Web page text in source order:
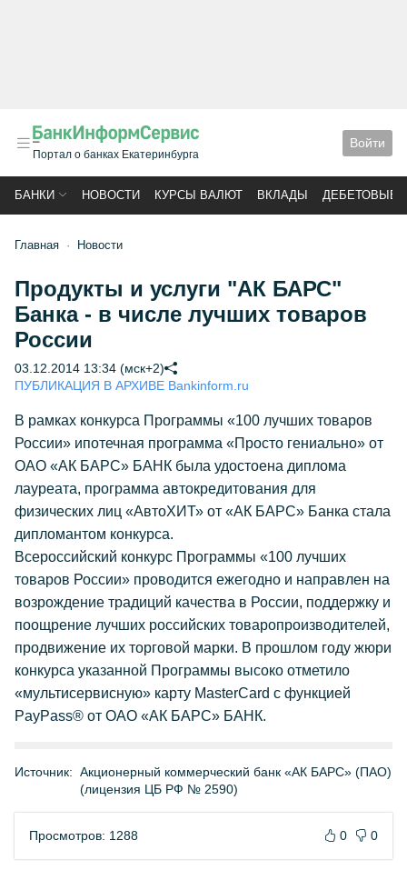
Портал о банках Екатеринбурга
Войти
БАНКИ НОВОСТИ КУРСЫ ВАЛЮТ ВКЛАДЫ ДЕБЕТОВЫЕ
Главная Новости
Продукты и услуги "АК БАРС"
Банка - в числе лучших товаров
России
03.12.2014 13:34 (мск+2)
ПУБЛИКАЦИЯ В АРХИВЕ Bankinform.ru
В рамках конкурса Программы «100 лучших товаров
России» ипотечная программа «Просто гениально» от
ОАО «АК БАРС» БАНК была удостоена диплома
лауреата, программа автокредитования для
физических лиц «АвтоХИТ» от «АК БАРС» Банка стала
дипломантом конкурса.
Всероссийский конкурс Программы «100 лучших
товаров России» проводится ежегодно и направлен на
возрождение традиций качества в России, поддержку и
поощрение лучших российских товаропроизводителей,
продвижение их торговой марки. В прошлом году жюри
конкурса указанной Программы высоко отметило
«мультисервисную» карту MasterCard с функцией
PayPass® от ОАО «АК БАРС» БАНК.
Источник: Акционерный коммерческий банк «АК БАРС» (ПАО)
(лицензия ЦБ РФ № 2590)
Просмотров: 1288 0 0